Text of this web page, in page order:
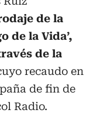
de la
de la Vida’,
de la
recaudo en
de fin de
Radio.